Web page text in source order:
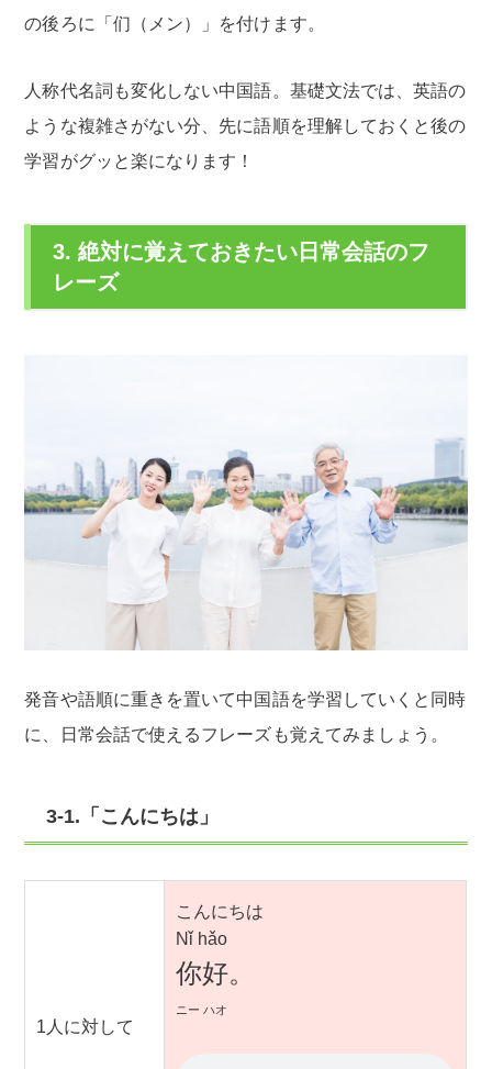
の後ろに「们（メン）」を付けます。
人称代名詞も変化しない中国語。基礎文法では、英語の
ような複雑さがない分、先に語順を理解しておくと後の
学習がグッと楽になります！
3. 絶対に覚えておきたい日常会話のフ
レーズ
発音や語順に重きを置いて中国語を学習していくと同時
に、日常会話で使えるフレーズも覚えてみましょう。
3-1.「こんにちは」
1人に対して
こんにちは
Nǐ hǎo
你好。
ニー ハオ